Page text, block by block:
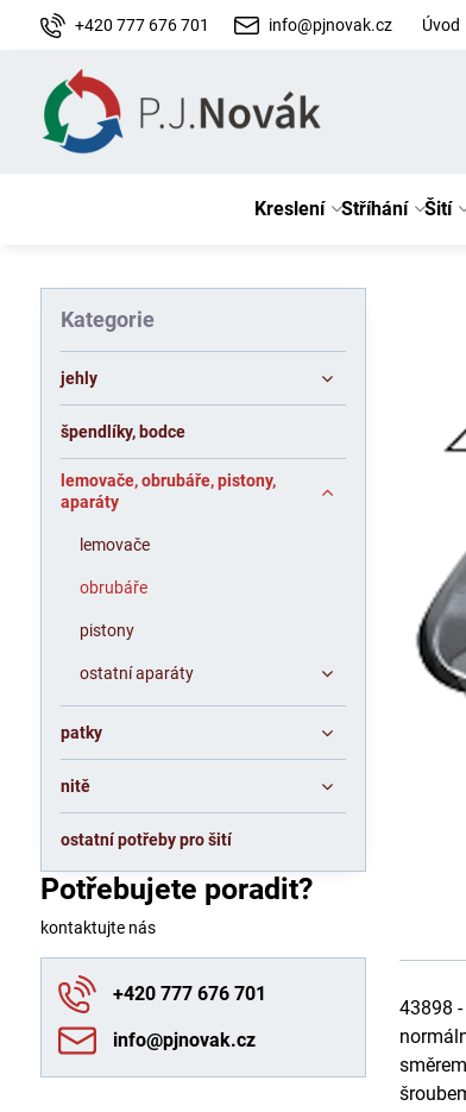
+420 777 676 701 info@pjnovak.cz Úvod
Kreslení Stříhání Šití
43898
Kategorie
jehly
špendlíky, bodce
lemovače, obrubáře, pistony,
aparáty
lemovače
obrubáře
pistony
ostatní aparáty
patky
nitě
ostatní potřeby pro šití
Potřebujete poradit?
kontaktujte nás
+420 777 676 701
info​@pjnovak​.cz